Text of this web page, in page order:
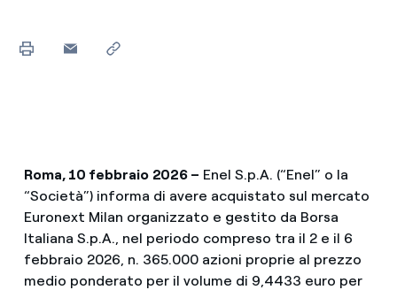
Roma, 10 febbraio 2026 – Enel S.p.A. (“Enel” o la
“Società”) informa di avere acquistato sul mercato
Euronext Milan organizzato e gestito da Borsa
Italiana S.p.A., nel periodo compreso tra il 2 e il 6
febbraio 2026, n. 365.000 azioni proprie al prezzo
medio ponderato per il volume di 9,4433 euro per